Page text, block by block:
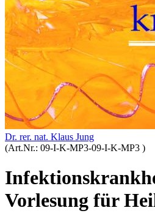
Dr. rer. nat. Klaus Jung
(Art.Nr.: 09-I-K-MP3-09-I-K-MP3 )
Vorlesung für